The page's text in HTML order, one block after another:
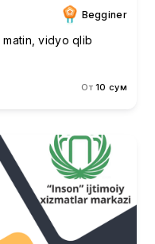
Begginer
vidyo qlib
От10 сум